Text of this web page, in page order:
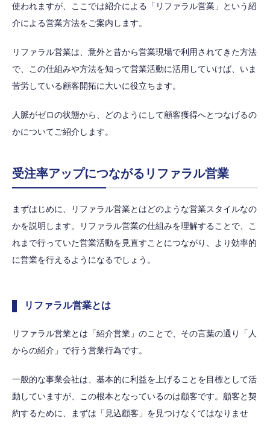
使われますが、ここでは紹介による「リファラル営業」という紹
介による営業方法をご案内します。
リファラル営業は、意外と昔から営業現場で利用されてきた方法
で、この仕組みや方法を知って営業活動に活用していけば、いま
苦労している顧客開拓に大いに役立ちます。
人脈がゼロの状態から、どのようにして顧客獲得へとつなげるの
かについてご紹介します。
受注率アップにつながるリファラル営業
まずはじめに、リファラル営業とはどのような営業スタイルなの
かを説明します。リファラル営業の仕組みを理解することで、こ
れまで行っていた営業活動を見直すことにつながり、より効率的
に営業を行えるようになるでしょう。
リファラル営業とは
リファラル営業とは「紹介営業」のことで、その言葉の通り「人
からの紹介」で行う営業行為です。
一般的な事業会社は、基本的に利益を上げることを目標として活
動していますが、この根本となっているのは顧客です。顧客と契
約するために、まずは「見込顧客」を見つけなくてはなりませ